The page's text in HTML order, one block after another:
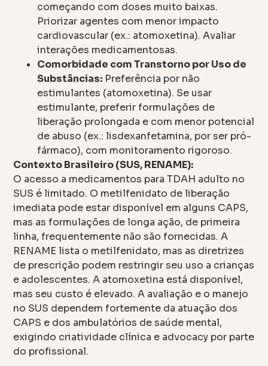
começando com doses muito baixas.
Priorizar agentes com menor impacto
cardiovascular (ex.: atomoxetina). Avaliar
interações medicamentosas.
Comorbidade com Transtorno por Uso de
Substâncias: Preferência por não
estimulantes (atomoxetina). Se usar
estimulante, preferir formulações de
liberação prolongada e com menor potencial
de abuso (ex.: lisdexanfetamina, por ser pró-
fármaco), com monitoramento rigoroso.
Contexto Brasileiro (SUS, RENAME):
O acesso a medicamentos para TDAH adulto no
SUS é limitado. O metilfenidato de liberação
imediata pode estar disponível em alguns CAPS,
mas as formulações de longa ação, de primeira
linha, frequentemente não são fornecidas. A
RENAME lista o metilfenidato, mas as diretrizes
de prescrição podem restringir seu uso a crianças
e adolescentes. A atomoxetina está disponível,
mas seu custo é elevado. A avaliação e o manejo
no SUS dependem fortemente da atuação dos
CAPS e dos ambulatórios de saúde mental,
exigindo criatividade clínica e advocacy por parte
do profissional.